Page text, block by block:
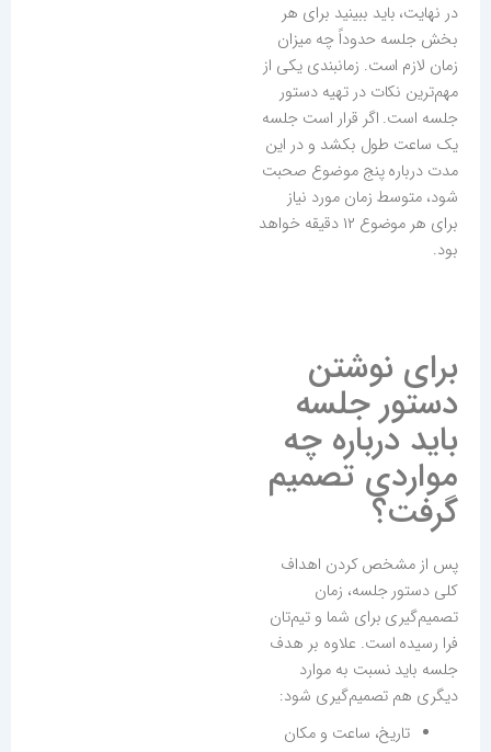
در نهایت، باید ببینید برای هر
بخش جلسه حدوداً چه میزان
زمان لازم است. زمانبندی یکی از
مهم‌ترین نکات در تهیه دستور
جلسه است. اگر قرار است جلسه
یک ساعت طول بکشد و در این
مدت درباره پنج موضوع صحبت
شود، متوسط زمان مورد نیاز
برای هر موضوع ۱۲ دقیقه خواهد
بود.
برای نوشتن
دستور جلسه
باید درباره چه
مواردی تصمیم
گرفت؟
پس از مشخص کردن اهداف
کلی دستور جلسه، زمان
تصمیم‌گیری برای شما و تیم‌تان
فرا رسیده است. علاوه بر هدف
جلسه باید نسبت به موارد
دیگری هم تصمیم‌گیری شود:
تاریخ، ساعت و مکان